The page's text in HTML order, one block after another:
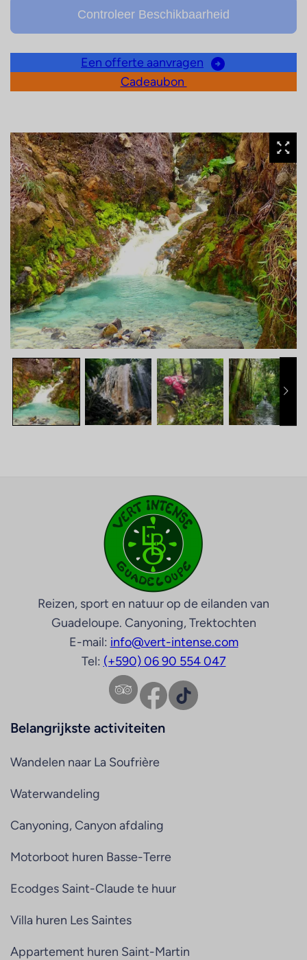
Controleer Beschikbaarheid
Een offerte aanvragen
Cadeaubon
Reizen, sport en natuur op de eilanden van
Guadeloupe. Canyoning, Trektochten
E-mail: info@vert-intense.com
Tel: (+590) 06 90 554 047
Facebook TikTok
Belangrijkste activiteiten
Wandelen naar La Soufrière
Waterwandeling
Canyoning, Canyon afdaling
Motorboot huren Basse-Terre
Ecodges Saint-Claude te huur
Villa huren Les Saintes
Appartement huren Saint-Martin